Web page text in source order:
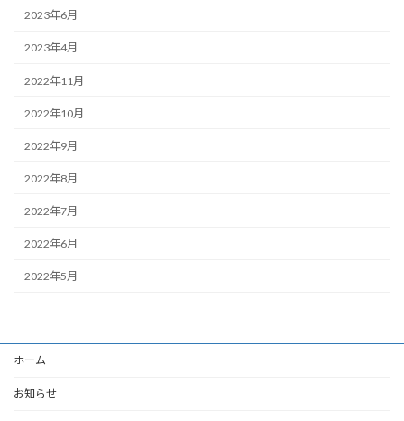
2023年6月
2023年4月
2022年11月
2022年10月
2022年9月
2022年8月
2022年7月
2022年6月
2022年5月
ホーム
お知らせ